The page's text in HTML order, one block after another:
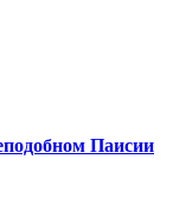
Паисии